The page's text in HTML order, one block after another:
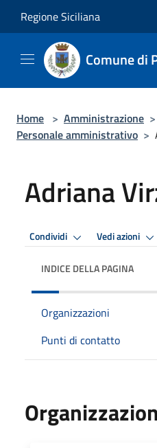
Regione Siciliana
Comune di
Home > Amministrazione >
Personale amministrativo >
Adriana
Condividi Vedi azioni
INDICE DELLA PAGINA
Organizzazioni
Punti di contatto